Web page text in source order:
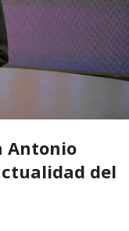
Antonio
del